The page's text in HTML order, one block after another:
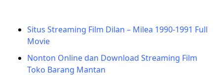
Situs Streaming Film Dilan – Milea 1990-1991 Full
Movie
Nonton Online dan Download Streaming Film
Toko Barang Mantan